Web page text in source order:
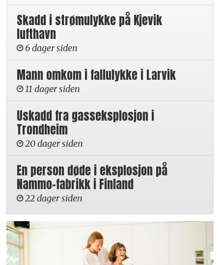
Skadd i strømulykke på Kjevik
lufthavn
6 dager siden
Mann omkom i fallulykke i Larvik
11 dager siden
Uskadd fra gasseksplosjon i
Trondheim
20 dager siden
En person døde i eksplosjon på
Nammo-fabrikk i Finland
22 dager siden